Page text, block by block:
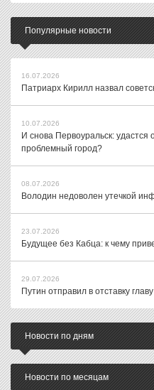
Популярные новости
16.07.2026
Патриарх Кирилл назвал
10.07.2026
И снова Первоуральск: удастся
проблемный город?
08.07.2026
Володин недоволен утечкой
23.07.2026
Будущее без Кабца: к чему
29.07.2026
Путин отправил в отставку
Новости по дням
Новости по месяцам